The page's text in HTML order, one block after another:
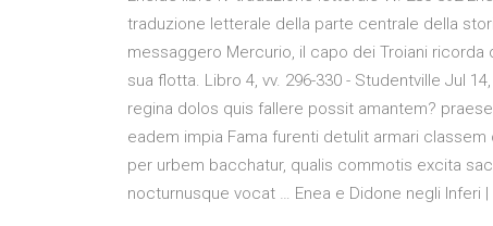
traduzione letterale della parte centrale della
messaggero Mercurio, il capo dei Troiani
sua flotta. Libro 4, vv. 296-330 - Studentville Jul
regina dolos quis fallere possit amantem?
eadem impia Fama furenti detulit armari
per urbem bacchatur, qualis commotis excita
nocturnusque vocat … Enea e Didone negli Inferi |